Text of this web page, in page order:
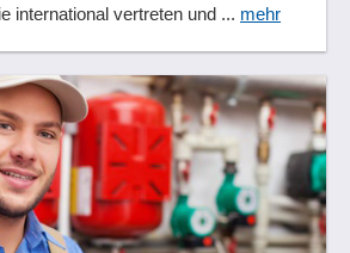
international vertreten und ... mehr